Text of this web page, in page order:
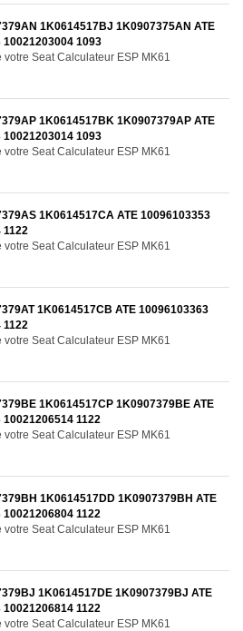
1K0614517BJ 1K0907375AN ATE
10021203004 1093
votre Seat Calculateur ESP MK61
1K0614517BK 1K0907379AP ATE
10021203014 1093
votre Seat Calculateur ESP MK61
1K0614517CA ATE 10096103353
1122
votre Seat Calculateur ESP MK61
1K0614517CB ATE 10096103363
1122
votre Seat Calculateur ESP MK61
1K0614517CP 1K0907379BE ATE
1122
votre Seat Calculateur ESP MK61
1K0614517DD 1K0907379BH ATE
1122
votre Seat Calculateur ESP MK61
1K0614517DE 1K0907379BJ ATE
1122
votre Seat Calculateur ESP MK61